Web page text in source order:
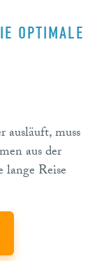
OPTIMALE
ausläuft, muss
aus der
Reise